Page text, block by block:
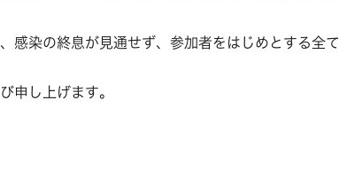
感染の終息が見通せず、参加者をはじめとする全て
申し上げます。